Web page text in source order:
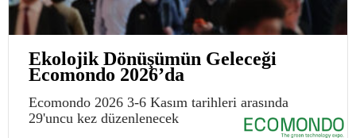
Ekolojik Dönüşümün Geleceği
Ecomondo 2026’da
Ecomondo 2026 3-6 Kasım tarihleri arasında
29'uncu kez düzenlenecek